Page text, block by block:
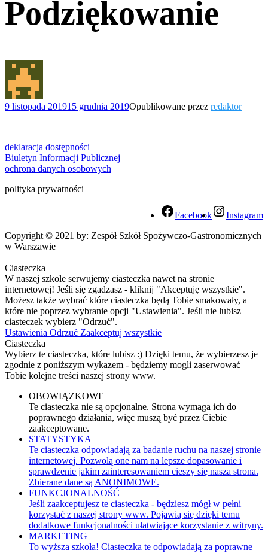
Podziękowanie
9 listopada 201915 grudnia 2019Opublikowane przez redaktor
deklaracja dostępności
Biuletyn Informacji Publicznej
ochrona danych osobowych
polityka prywatności
Facebook
Instagram
Copyright © 2021 by: Zespół Szkół Spożywczo-Gastronomicznych
w Warszawie
Ciasteczka
W naszej szkole serwujemy ciasteczka nawet na stronie
internetowej! Jeśli się zgadzasz - kliknij "Akceptuję wszystkie".
Możesz także wybrać które ciasteczka będą Tobie smakowały, a
które nie poprzez wybranie opcji "Ustawienia". Jeśli nie lubisz
ciasteczek wybierz "Odrzuć".
Ustawienia Odrzuć Zaakceptuj wszystkie
Ciasteczka
Wybierz te ciasteczka, które lubisz :) Dzięki temu, że wybierzesz je
zgodnie z poniższym wykazem - będziemy mogli zaserwować
Tobie kolejne treści naszej strony www.
OBOWIĄZKOWE
Te ciasteczka nie są opcjonalne. Strona wymaga ich do
poprawnego działania, więc muszą być przez Ciebie
zaakceptowane.
STATYSTYKA
Te ciasteczka odpowiadają za badanie ruchu na naszej stronie
internetowej. Pozwolą one nam na lepsze dopasowanie i
sprawdzenie jakim zainteresowaniem cieszy się nasza strona.
Zbierane dane są ANONIMOWE.
FUNKCJONALNOŚĆ
Jeśli zaakceptujesz te ciasteczka - będziesz mógł w pełni
korzystać z naszej strony www. Pojawią się dzięki temu
dodatkowe funkcjonalności ułatwiające korzystanie z witryny.
MARKETING
To wyższa szkoła! Ciasteczka te odpowiadają za poprawne